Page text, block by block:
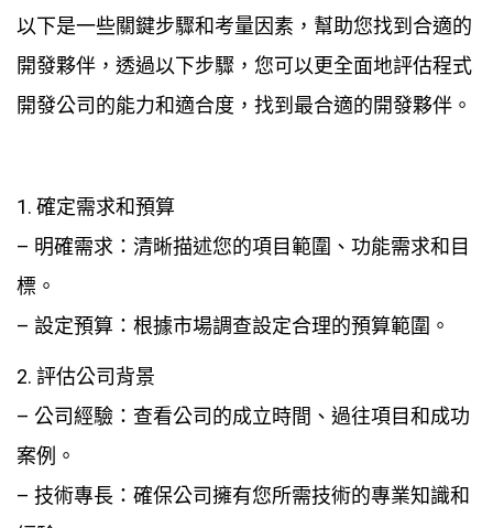
以下是一些關鍵步驟和考量因素，幫助您找到合適的
開發夥伴，透過以下步驟，您可以更全面地評估程式
開發公司的能力和適合度，找到最合適的開發夥伴。
1. 確定需求和預算
– 明確需求：清晰描述您的項目範圍、功能需求和目
標。
– 設定預算：根據市場調查設定合理的預算範圍。
2. 評估公司背景
– 公司經驗：查看公司的成立時間、過往項目和成功
案例。
– 技術專長：確保公司擁有您所需技術的專業知識和